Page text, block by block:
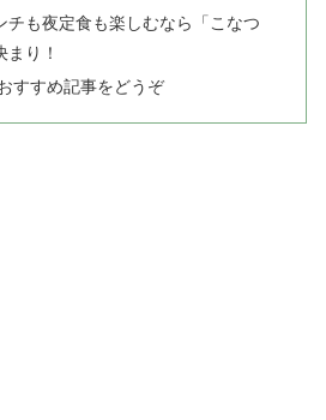
チも夜定食も楽しむなら「こなつ
り！
すすめ記事をどうぞ